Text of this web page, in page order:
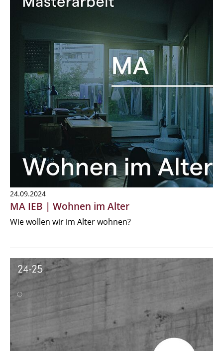
24.09.2024
MA IEB | Wohnen im Alter
Wie wollen wir im Alter wohnen?